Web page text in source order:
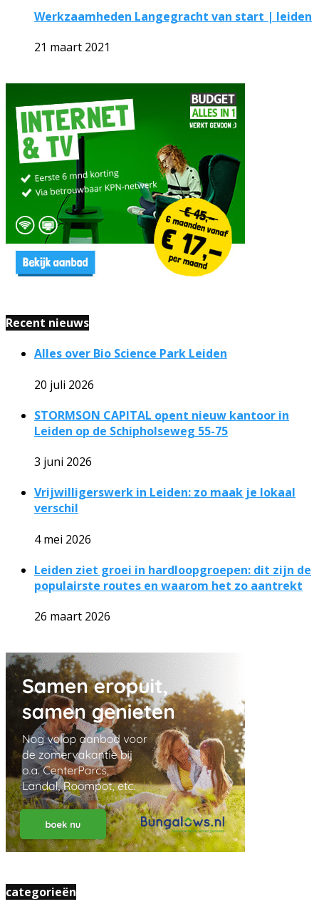
Werkzaamheden Langegracht van start | leiden
21 maart 2021
Recent nieuws
Alles over Bio Science Park Leiden
20 juli 2026
STORMSON CAPITAL opent nieuw kantoor in
Leiden op de Schipholseweg 55-75
3 juni 2026
Vrijwilligerswerk in Leiden: zo maak je lokaal
verschil
4 mei 2026
Leiden ziet groei in hardloopgroepen: dit zijn de
populairste routes en waarom het zo aantrekt
26 maart 2026
categorieën